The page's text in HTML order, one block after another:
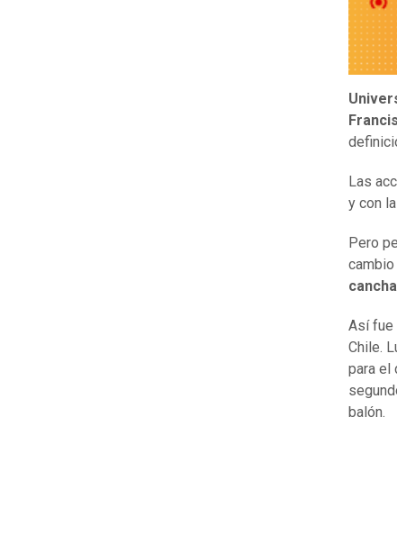
Las
y con
Pero
cambio
cancha
Así fue
Chile.
para el
balón.